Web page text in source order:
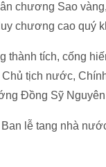
chương Sao
chương cao quý
thành tích, cống
tịch nước,
Đồng Sỹ
lễ tang nhà